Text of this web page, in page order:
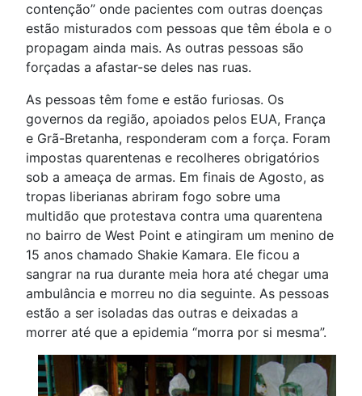
contenção” onde pacientes com outras doenças
estão misturados com pessoas que têm ébola e o
propagam ainda mais. As outras pessoas são
forçadas a afastar-se deles nas ruas.
As pessoas têm fome e estão furiosas. Os
governos da região, apoiados pelos EUA, França
e Grã-Bretanha, responderam com a força. Foram
impostas quarentenas e recolheres obrigatórios
sob a ameaça de armas. Em finais de Agosto, as
tropas liberianas abriram fogo sobre uma
multidão que protestava contra uma quarentena
no bairro de West Point e atingiram um menino de
15 anos chamado Shakie Kamara. Ele ficou a
sangrar na rua durante meia hora até chegar uma
ambulância e morreu no dia seguinte. As pessoas
estão a ser isoladas das outras e deixadas a
morrer até que a epidemia “morra por si mesma”.